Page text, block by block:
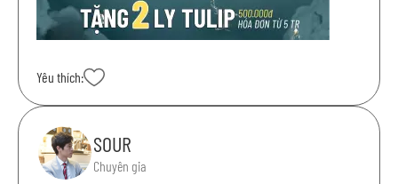
Yêu thích:
SOUR
Chuyên gia